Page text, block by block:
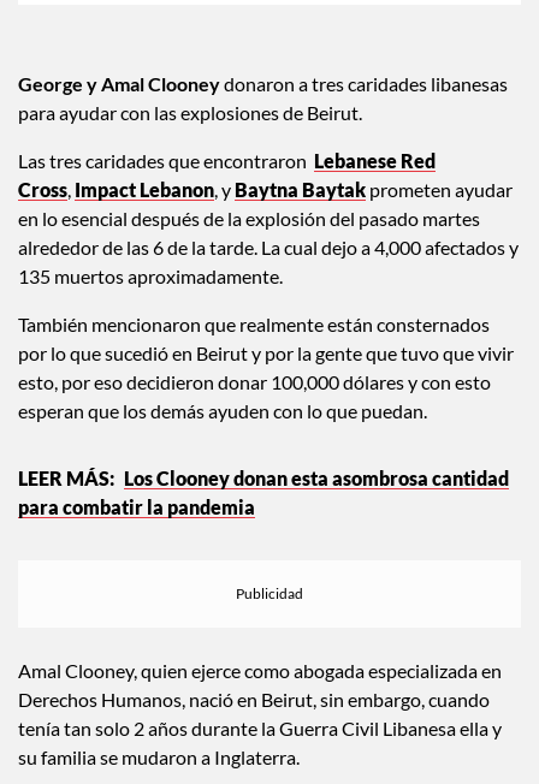
George y Amal Clooneydonaron a tres caridades libanesas
para ayudar con las explosiones de Beirut.
Las tres caridades que encontraron Lebanese Red
Cross, Impact Lebanon, y Baytna Baytak prometen ayudar
en lo esencial después de la explosión del pasado martes
alrededor de las 6 de la tarde. La cual dejo a 4,000 afectados y
135 muertos aproximadamente.
También mencionaron que realmente están consternados
por lo que sucedió en Beirut y por la gente que tuvo que vivir
esto, por eso decidieron donar 100,000 dólares y con esto
esperan que los demás ayuden con lo que puedan.
Los Clooney donan esta asombrosa cantidad
para combatir la pandemia
Amal Clooney, quien ejerce como abogada especializada en
Derechos Humanos, nació en Beirut, sin embargo, cuando
tenía tan solo 2 años durante la Guerra Civil Libanesa ella y
su familia se mudaron a Inglaterra.